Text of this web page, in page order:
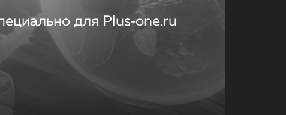
для Plus‑one.ru